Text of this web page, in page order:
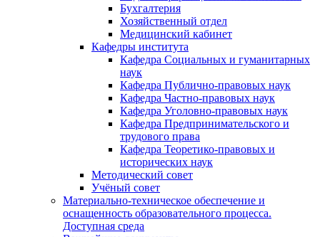
Бухгалтерия
Хозяйственный отдел
Медицинский кабинет
Кафедры института
Кафедра Социальных и гуманитарных
наук
Кафедра Публично-правовых наук
Кафедра Частно-правовых наук
Кафедра Уголовно-правовых наук
Кафедра Предпринимательского и
трудового права
Кафедра Теоретико-правовых и
исторических наук
Методический совет
Учёный совет
Материально-техническое обеспечение и
оснащенность образовательного процесса.
Доступная среда